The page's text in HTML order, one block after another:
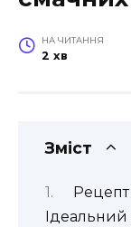
НА ЧИТАННЯ
2 хв
Зміст